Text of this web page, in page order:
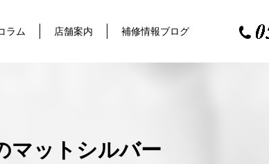
ラム 店舗案内 補修情報ブログ
マットシルバー